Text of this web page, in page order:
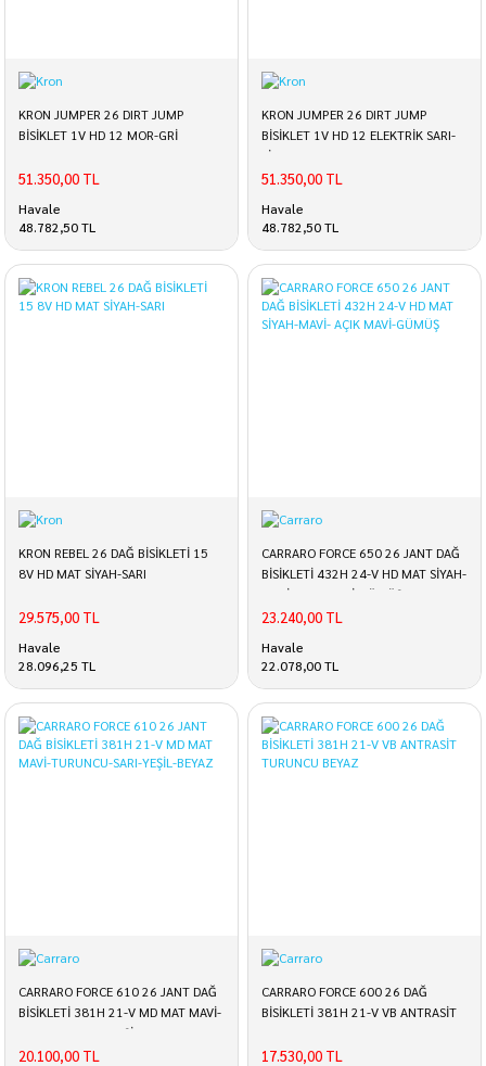
KRON JUMPER 26 DIRT JUMP
BİSİKLET 1V HD 12 MOR-GRİ
51.350,00 TL
Havale
48.782,50 TL
KRON JUMPER 26 DIRT JUMP
BİSİKLET 1V HD 12 ELEKTRİK SARI-
SİYAH
51.350,00 TL
Havale
48.782,50 TL
KRON REBEL 26 DAĞ BİSİKLETİ 15
8V HD MAT SİYAH-SARI
29.575,00 TL
Havale
28.096,25 TL
CARRARO FORCE 650 26 JANT DAĞ
BİSİKLETİ 432H 24-V HD MAT SİYAH-
MAVİ- AÇIK MAVİ-GÜMÜŞ
23.240,00 TL
Havale
22.078,00 TL
CARRARO FORCE 610 26 JANT DAĞ
BİSİKLETİ 381H 21-V MD MAT MAVİ-
TURUNCU-SARI-YEŞİL-BEYAZ
20.100,00 TL
CARRARO FORCE 600 26 DAĞ
BİSİKLETİ 381H 21-V VB ANTRASİT
17.530,00 TL